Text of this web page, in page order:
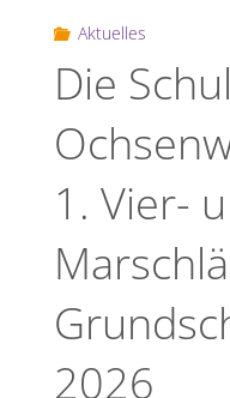
Aktuelles
Die
1. Vier-
2026